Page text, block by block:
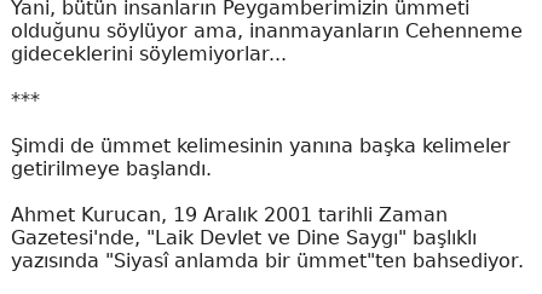
Yani, bütün insanların Peygamberimizin ümmeti
olduğunu söylüyor ama, inanmayanların Cehenneme
gideceklerini söylemiyorlar...
***
Şimdi de ümmet kelimesinin yanına başka kelimeler
getirilmeye başlandı.
Ahmet Kurucan, 19 Aralık 2001 tarihli Zaman
Gazetesi'nde, "Laik Devlet ve Dine Saygı" başlıklı
yazısında "Siyasî anlamda bir ümmet"ten bahsediyor.